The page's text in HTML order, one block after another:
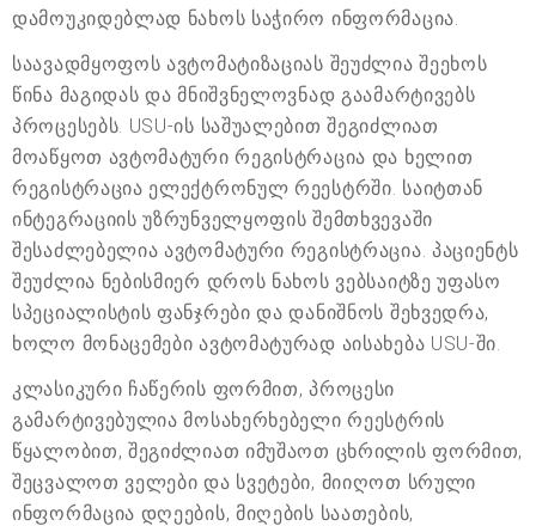
დამოუკიდებლად ნახოს საჭირო ინფორმაცია.
საავადმყოფოს ავტომატიზაციას შეუძლია შეეხოს
წინა მაგიდას და მნიშვნელოვნად გაამარტივებს
პროცესებს. USU-ის საშუალებით შეგიძლიათ
მოაწყოთ ავტომატური რეგისტრაცია და ხელით
რეგისტრაცია ელექტრონულ რეესტრში. საიტთან
ინტეგრაციის უზრუნველყოფის შემთხვევაში
შესაძლებელია ავტომატური რეგისტრაცია. პაციენტს
შეუძლია ნებისმიერ დროს ნახოს ვებსაიტზე უფასო
სპეციალისტის ფანჯრები და დანიშნოს შეხვედრა,
ხოლო მონაცემები ავტომატურად აისახება USU-ში.
კლასიკური ჩაწერის ფორმით, პროცესი
გამარტივებულია მოსახერხებელი რეესტრის
წყალობით, შეგიძლიათ იმუშაოთ ცხრილის ფორმით,
შეცვალოთ ველები და სვეტები, მიიღოთ სრული
ინფორმაცია დღეების, მიღების საათების,